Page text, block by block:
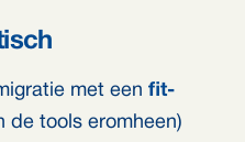
met een fit-
de tools eromheen)